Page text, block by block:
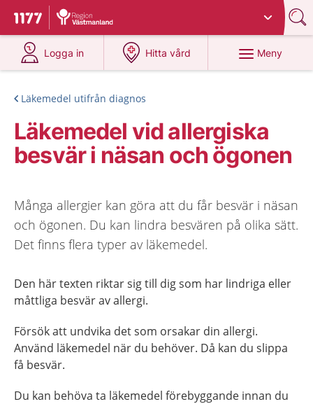
Till startsidan för 1177
Du har valt region
Logga in
på 1177.se
Hitta vård
på 1177.se
Meny
Läkemedel utifrån diagnos
Läkemedel vid allergiska
besvär i näsan och ögonen
Många allergier kan göra att du får besvär i näsan
och ögonen. Du kan lindra besvären på olika sätt.
Det finns flera typer av läkemedel.
Den här texten riktar sig till dig som har lindriga eller
måttliga besvär av allergi.
Försök att undvika det som orsakar din allergi.
Använd läkemedel när du behöver. Då kan du slippa
få besvär.
Du kan behöva ta läkemedel förebyggande innan du